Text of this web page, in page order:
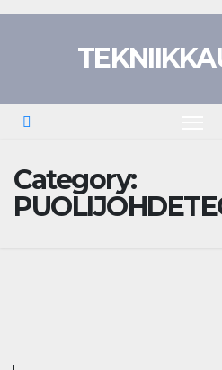
Skip
Category: